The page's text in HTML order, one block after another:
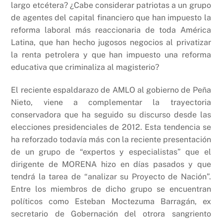
largo etcétera? ¿Cabe considerar patriotas a un grupo
de agentes del capital financiero que han impuesto la
reforma laboral más reaccionaria de toda América
Latina, que han hecho jugosos negocios al privatizar
la renta petrolera y que han impuesto una reforma
educativa que criminaliza al magisterio?
El reciente espaldarazo de AMLO al gobierno de Peña
Nieto, viene a complementar la trayectoria
conservadora que ha seguido su discurso desde las
elecciones presidenciales de 2012. Esta tendencia se
ha reforzado todavía más con la reciente presentación
de un grupo de “expertos y especialistas” que el
dirigente de MORENA hizo en días pasados y que
tendrá la tarea de “analizar su Proyecto de Nación”.
Entre los miembros de dicho grupo se encuentran
políticos como Esteban Moctezuma Barragán, ex
secretario de Gobernación del otrora sangriento